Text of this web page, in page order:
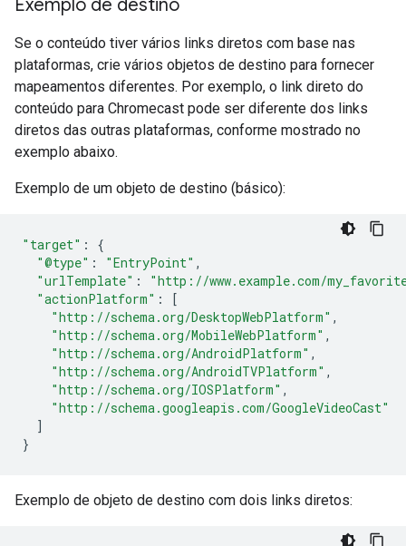
Exemplo de destino
Se o conteúdo tiver vários links diretos com base nas
plataformas, crie vários objetos de destino para fornecer
mapeamentos diferentes. Por exemplo, o link direto do
conteúdo para Chromecast pode ser diferente dos links
diretos das outras plataformas, conforme mostrado no
exemplo abaixo.
Exemplo de um objeto de destino (básico):
"target" :
{
"@type" : "EntryPoint" ,
"urlTemplate" :
"http://www.example.com/
"actionPlatform" :
[
"http://schema.org/DesktopWebPlatform" ,
"http://schema.org/MobileWebPlatform" ,
"http://schema.org/AndroidPlatform" ,
"http://schema.org/AndroidTVPlatform" ,
"http://schema.org/IOSPlatform" ,
"http://schema.googleapis.com/GoogleVideoCast"
]
}
Exemplo de objeto de destino com dois links diretos: